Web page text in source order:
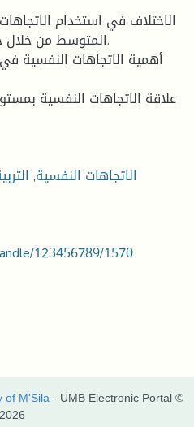
المتوسط من خلال
- الاتجاهات النفسية,
123456789/1570
of M'Sila - UMB Electronic Portal ©
2026